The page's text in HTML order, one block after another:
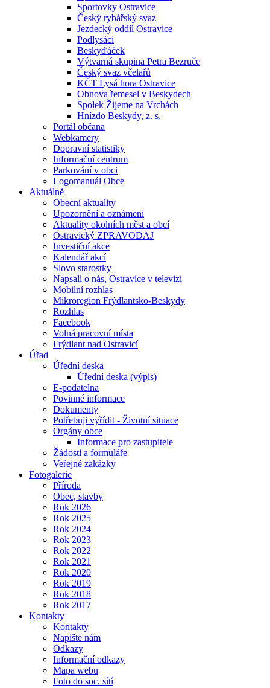
Sportovky Ostravice
Český rybářský svaz
Jezdecký oddíl Ostravice
Podlysáci
Beskyďáček
Výtvarná skupina Petra Bezruče
Český svaz včelařů
KČT Lysá hora Ostravice
Obnova řemesel v Beskydech
Spolek Žijeme na Vrchách
Hnízdo Beskydy, z. s.
Portál občana
Webkamery
Dopravní statistiky
Informační centrum
Parkování v obci
Logomanuál Obce
Aktuálně
Obecní aktuality
Upozornění a oznámení
Aktuality okolních měst a obcí
Ostravický ZPRAVODAJ
Investiční akce
Kalendář akcí
Slovo starostky
Napsali o nás, Ostravice v televizi
Mobilní rozhlas
Mikroregion Frýdlantsko-Beskydy
Rozhlas
Facebook
Volná pracovní místa
Frýdlant nad Ostravicí
Úřad
Úřední deska
Úřední deska (výpis)
E-podatelna
Povinné informace
Dokumenty
Potřebuji vyřídit - Životní situace
Orgány obce
Informace pro zastupitele
Žádosti a formuláře
Veřejné zakázky
Fotogalerie
Příroda
Obec, stavby
Rok 2026
Rok 2025
Rok 2024
Rok 2023
Rok 2022
Rok 2021
Rok 2020
Rok 2019
Rok 2018
Rok 2017
Kontakty
Kontakty
Napište nám
Odkazy
Informační odkazy
Mapa webu
Foto do soc. sítí